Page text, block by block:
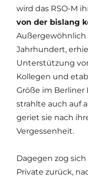
wird das RSO-M
von der bislang
Außergewöhnlich
Jahrhundert,
Unterstützung
Kollegen und
Größe im Berliner
strahlte auch auf
geriet sie nach
Vergessenheit.
Dagegen zog sich
Private zurück,